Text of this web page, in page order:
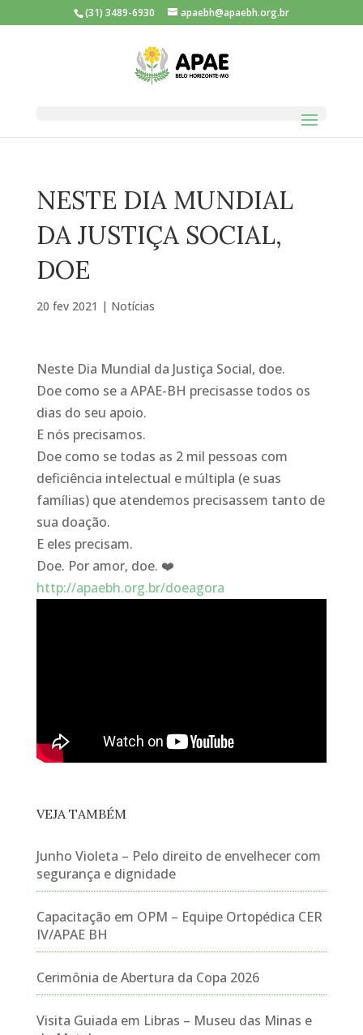
(31) 3489-6930 apaebh@apaebh.org.br
NESTE DIA MUNDIAL
DA JUSTIÇA SOCIAL,
DOE
20 fev 2021 | Notícias
Neste Dia Mundial da Justiça Social, doe.
Doe como se a APAE-BH precisasse todos os
dias do seu apoio.
E nós precisamos.
Doe como se todas as 2 mil pessoas com
deficiência intelectual e múltipla (e suas
famílias) que atendemos precisassem tanto de
sua doação.
E eles precisam.
Doe. Por amor, doe. ❤️
http://apaebh.org.br/doeagora
VEJA TAMBÉM
Junho Violeta – Pelo direito de envelhecer com
segurança e dignidade
Capacitação em OPM – Equipe Ortopédica CER
IV/APAE BH
Cerimônia de Abertura da Copa 2026
Visita Guiada em Libras – Museu das Minas e